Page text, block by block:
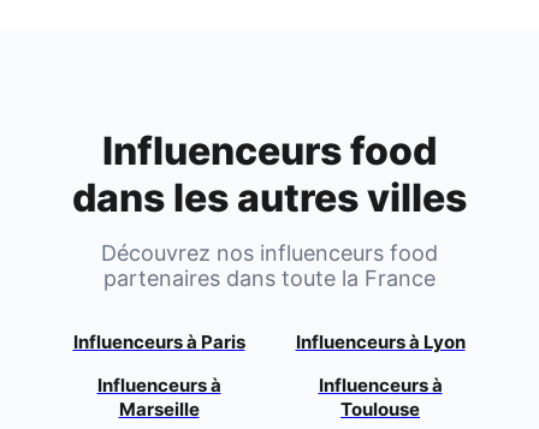
Influenceurs food
dans les autres villes
Découvrez nos influenceurs food
partenaires dans toute la France
Influenceurs à Paris Influenceurs à Lyon
Influenceurs à
Marseille
Influenceurs à
Toulouse